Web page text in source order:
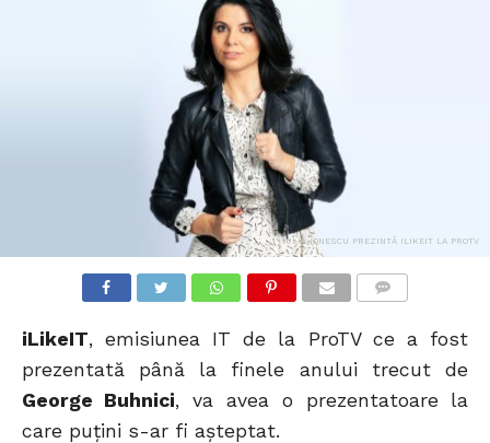
IULIA IONESCU PREZINTĂ ILIKEIT LA PROTV
iLikeIT, emisiunea IT de la ProTV ce a fost
prezentată până la finele anului trecut de
George Buhnici, va avea o prezentatoare la
care puțini s-ar fi așteptat.